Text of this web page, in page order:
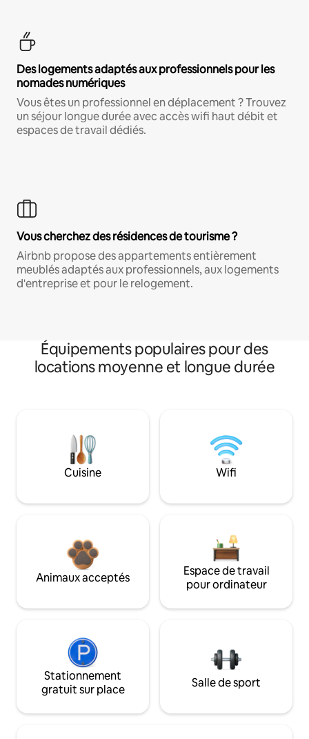
Des logements adaptés aux professionnels pour les
nomades numériques
Vous êtes un professionnel en déplacement ? Trouvez
un séjour longue durée avec accès wifi haut débit et
espaces de travail dédiés.
Vous cherchez des résidences de tourisme ?
Airbnb propose des appartements entièrement
meublés adaptés aux professionnels, aux logements
d'entreprise et pour le relogement.
Équipements populaires pour des
locations moyenne et longue durée
Cuisine Wifi
Animaux acceptés
Espace de travail
pour ordinateur
Stationnement
gratuit sur place
Salle de sport